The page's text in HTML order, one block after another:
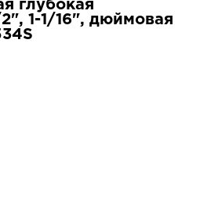
глубокая
1-1/16", дюймовая